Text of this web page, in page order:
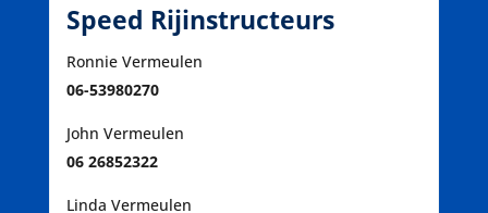
Speed Rijinstructeurs
Ronnie Vermeulen
06-53980270
John Vermeulen
06 26852322
Linda Vermeulen